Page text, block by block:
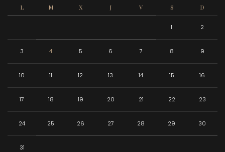
L M X J V S D
1 2
3 4 5 6 7 8 9
10 11 12 13 14 15 16
17 18 19 20 21 22 23
24 25 26 27 28 29 30
31